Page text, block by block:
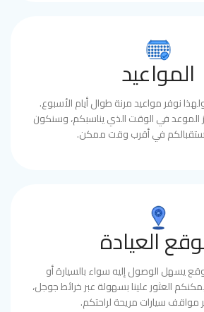
المواعيد
نوفر مواعيد مرنة طوال أيام الأسبوع.
في الوقت الذي يناسبكم، وسنكون
في أقرب وقت ممكن.
العيادة
يسهل الوصول إليه سواء بالسيارة أو
العثور علينا بسهولة عبر خرائط جوجل،
مواقف سيارات مريحة لراحتكم.